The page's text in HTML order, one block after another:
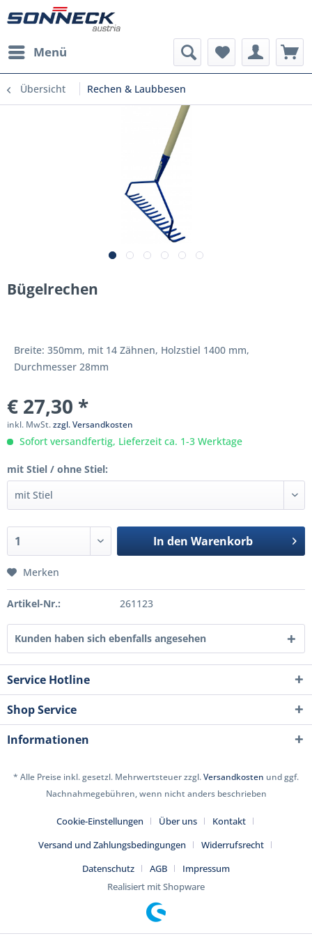
Menü
Übersicht Rechen & Laubbesen
Bügelrechen
Breite: 350mm, mit 14 Zähnen, Holzstiel 1400 mm,
Durchmesser 28mm
€ 27,30 *
inkl. MwSt.zzgl. Versandkosten
Sofort versandfertig, Lieferzeit ca. 1-3 Werktage
mit Stiel / ohne Stiel:
In den Warenkorb
Merken
Artikel-Nr.: 261123
Kunden haben sich ebenfalls angesehen
Service Hotline
Shop Service
Informationen
* Alle Preise inkl. gesetzl. Mehrwertsteuer zzgl.Versandkosten und ggf.
Nachnahmegebühren, wenn nicht anders beschrieben
Cookie-Einstellungen Über uns
Kontakt
Versand und Zahlungsbedingungen
Widerrufsrecht
Datenschutz
AGB
Impressum
Realisiert mit Shopware